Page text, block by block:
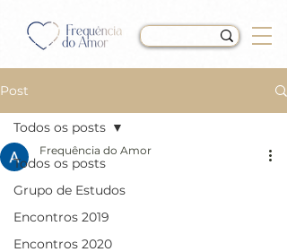
Post
Todos os posts
Grupo de Estudos
Encontros 2019
Encontros 2020
Todos os posts
LIÇÃO 133 do Livro de
Exercícios de “Um Curso
Frequência do Amor